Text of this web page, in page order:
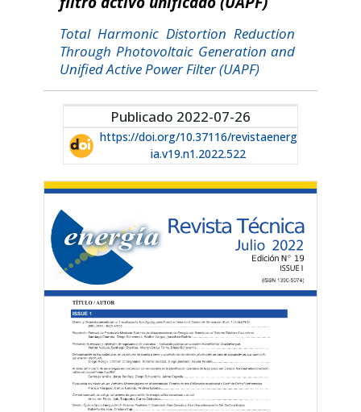
Total Harmonic Distortion Reduction
Through Photovoltaic Generation and
Unified Active Power Filter (UAPF)
Publicado 2022-07-26
https://doi.org/10.37116/revistaenerg
ia.v19.n1.2022.522